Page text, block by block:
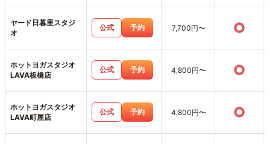
ヤード日暮里スタジ
オ
公式 予約 7,700円〜 ○
ホットヨガスタジオ
LAVA板橋店
公式 予約 4,800円〜 ○
ホットヨガスタジオ
LAVA町屋店
公式 予約 4,800円〜 ○